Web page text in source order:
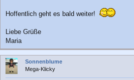
Hoffentlich geht es bald weiter!
Liebe Grüße
Maria
Sonnenblume
Mega-Klicky